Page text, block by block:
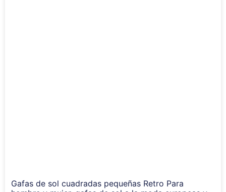
Gafas de sol cuadradas pequeñas Retro Para